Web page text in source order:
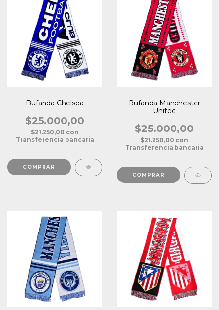
Bufanda Chelsea
$25.000,00
$21.250,00 con
Transferencia bancaria
Bufanda Manchester
United
$25.000,00
$21.250,00 con
Transferencia bancaria